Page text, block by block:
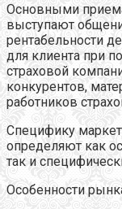
Основными
выступают
рентабельности
для клиента при
страховой
конкурентов,
работников
Специфику
определяют как
так и
Особенности